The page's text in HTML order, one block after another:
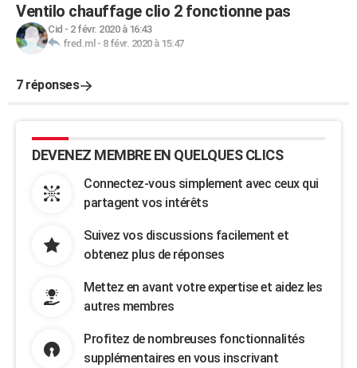
Ventilo chauffage clio 2 fonctionne pas
Cid - 2 févr. 2020 à 16:43
fred.ml - 8 févr. 2020 à 15:47
7 réponses
DEVENEZ MEMBRE EN QUELQUES CLICS
Connectez-vous simplement avec ceux qui
partagent vos intérêts
Suivez vos discussions facilement et
obtenez plus de réponses
Mettez en avant votre expertise et aidez les
autres membres
Profitez de nombreuses fonctionnalités
supplémentaires en vous inscrivant